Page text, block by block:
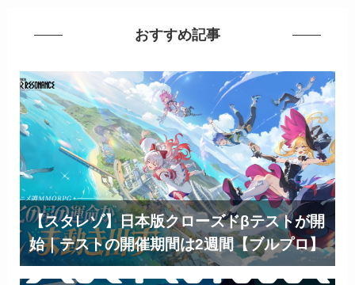
おすすめ記事
【スタレゾ】日本版クローズドβテストが開
始｜テストの開催期間は2週間【ブルプロ】